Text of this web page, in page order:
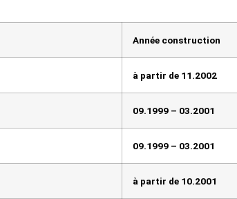
Année construction
à partir de 11.2002
09.1999 – 03.2001
09.1999 – 03.2001
à partir de 10.2001